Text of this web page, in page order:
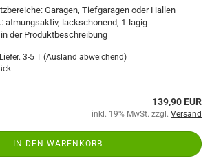
Garagen, Tiefgaragen oder Hallen
atmungsaktiv, lackschonend, 1-lagig
der Produktbeschreibung
3-5 T (Ausland abweichend)
139,90 EUR
inkl. 19% MwSt. zzgl. Versand
IN DEN WARENKORB